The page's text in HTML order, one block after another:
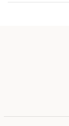
자세히 보기